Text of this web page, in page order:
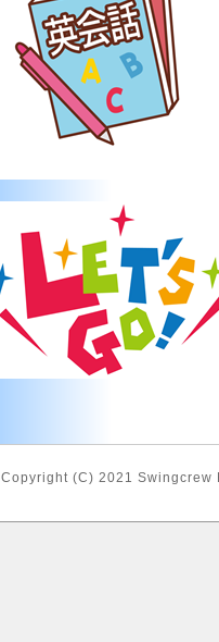
Copyright (C) 2021 Swingcrew